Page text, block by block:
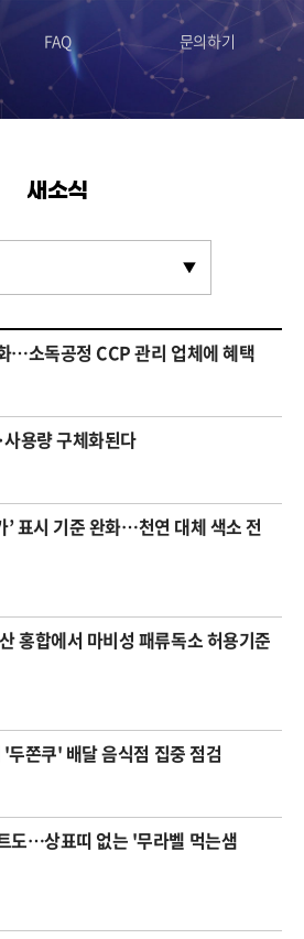
FAQ
문의하기
새소식
…소독공정 CCP 관리 업체에 혜택
용량 구체화된다
’ 표시 기준 완화…천연 대체 색소 전
홍합에서 마비성 패류독소 허용기준
쫀쿠' 배달 음식점 집중 점검
도…상표띠 없는 '무라벨 먹는샘